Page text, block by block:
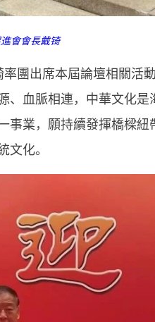
會會長戴锜
團出席本屆論壇相關活
、血脈相連，中華文化是
事業，願持續發揮橋樑紐
文化。